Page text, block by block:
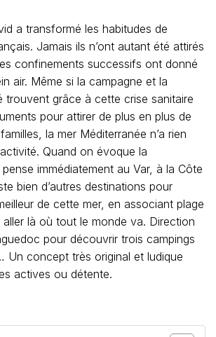
a transformé les habitudes de
Jamais ils n’ont autant été attirés
confinements successifs ont donné
air. Même si la campagne et la
trouvent grâce à cette crise sanitaire
pour attirer de plus en plus de
la mer Méditerranée n’a rien
Quand on évoque la
immédiatement au Var, à la Côte
bien d’autres destinations pour
de cette mer, en associant plage
là où tout le monde va. Direction
pour découvrir trois campings
Un concept très original et ludique
actives ou détente.